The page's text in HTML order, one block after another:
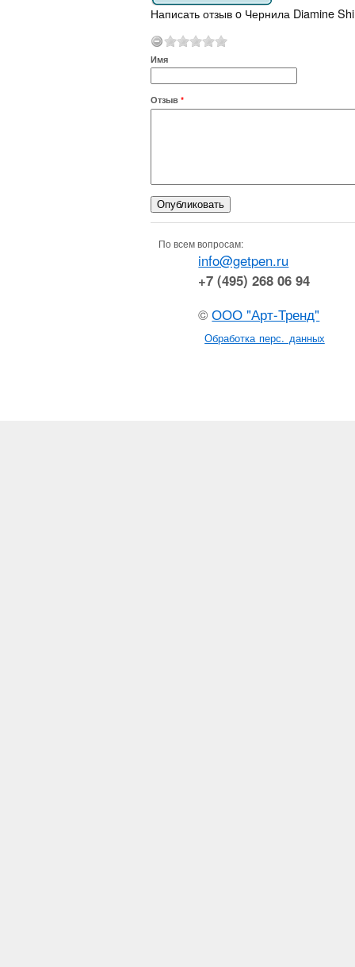
Написать отзыв o Чернила Diamine
Имя
Отзыв *
По всем вопросам:
info@getpen.ru
+7 (495) 268 06 94
©ООО "Арт-Тренд"
Обработка перс. данных